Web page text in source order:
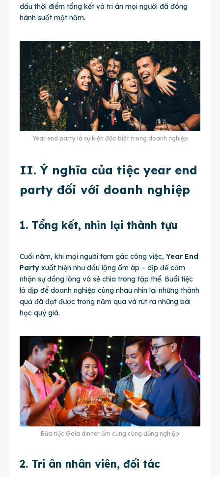
dấu thời điểm tổng kết và tri ân mọi người đã đồng
hành suốt một năm.
Year end party là sự kiện đặc biệt trong doanh nghiệp
II. Ý nghĩa của tiệc year end
party đối với doanh nghiệp
1. Tổng kết, nhìn lại thành tựu
Cuối năm, khi mọi người tạm gác công việc, Year End
Party xuất hiện như dấu lặng ấm áp – dịp để cảm
nhận sự đồng lòng và sẻ chia trong tập thể. Buổi tiệc
là dịp để doanh nghiệp cùng nhau nhìn lại những thành
quả đã đạt được trong năm qua và rút ra những bài
học quý giá.
Bữa tiệc Gala dinner ấm cúng cùng đồng nghiệp
2. Tri ân nhân viên, đối tác